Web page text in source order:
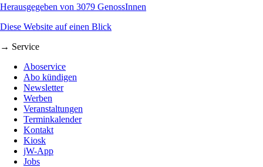
Herausgegeben von 3079 GenossInnen
Diese Website auf einen Blick
→ Service
Aboservice
Abo kündigen
Newsletter
Werben
Veranstaltungen
Terminkalender
Kontakt
Kiosk
jW-App
Jobs